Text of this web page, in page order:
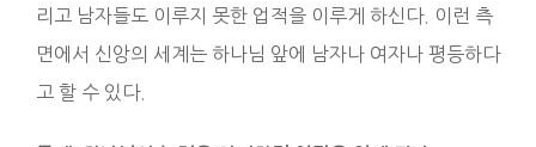
리고 남자들도 이루지 못한 업적을 이루게 하신다. 이런 측
면에서 신앙의 세계는 하나님 앞에 남자나 여자나 평등하다
고 할 수 있다.